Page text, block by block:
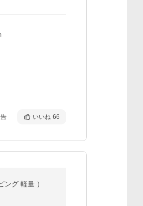
いいね 66
グ 軽量 ）